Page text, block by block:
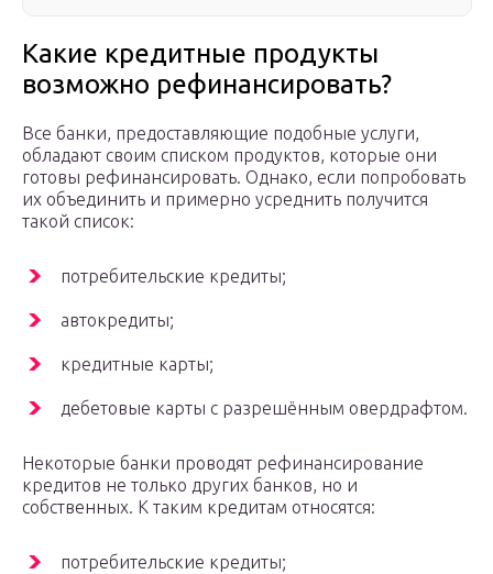
Какие кредитные продукты
возможно рефинансировать?
Все банки, предоставляющие подобные услуги,
обладают своим списком продуктов, которые они
готовы рефинансировать. Однако, если попробовать
их объединить и примерно усреднить получится
такой список:
потребительские кредиты;
автокредиты;
кредитные карты;
дебетовые карты с разрешённым овердрафтом.
Некоторые банки проводят рефинансирование
кредитов не только других банков, но и
собственных. К таким кредитам относятся:
потребительские кредиты;